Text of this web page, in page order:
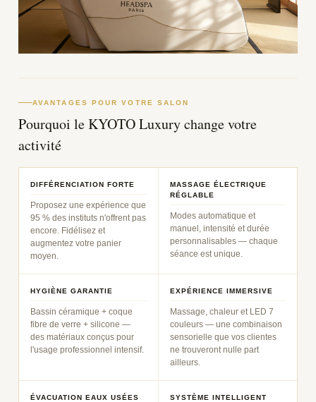
AVANTAGES POUR VOTRE SALON
Pourquoi le KYOTO Luxury change votre
activité
DIFFÉRENCIATION FORTE
Proposez une expérience que
95 % des instituts n'offrent pas
encore. Fidélisez et
augmentez votre panier
moyen.
MASSAGE ÉLECTRIQUE
RÉGLABLE
Modes automatique et
manuel, intensité et durée
personnalisables — chaque
séance est unique.
HYGIÈNE GARANTIE
Bassin céramique + coque
fibre de verre + silicone —
des matériaux conçus pour
l'usage professionnel intensif.
EXPÉRIENCE IMMERSIVE
Massage, chaleur et LED 7
couleurs — une combinaison
sensorielle que vos clientes
ne trouveront nulle part
ailleurs.
ÉVACUATION EAUX USÉES SYSTÈME INTELLIGENT